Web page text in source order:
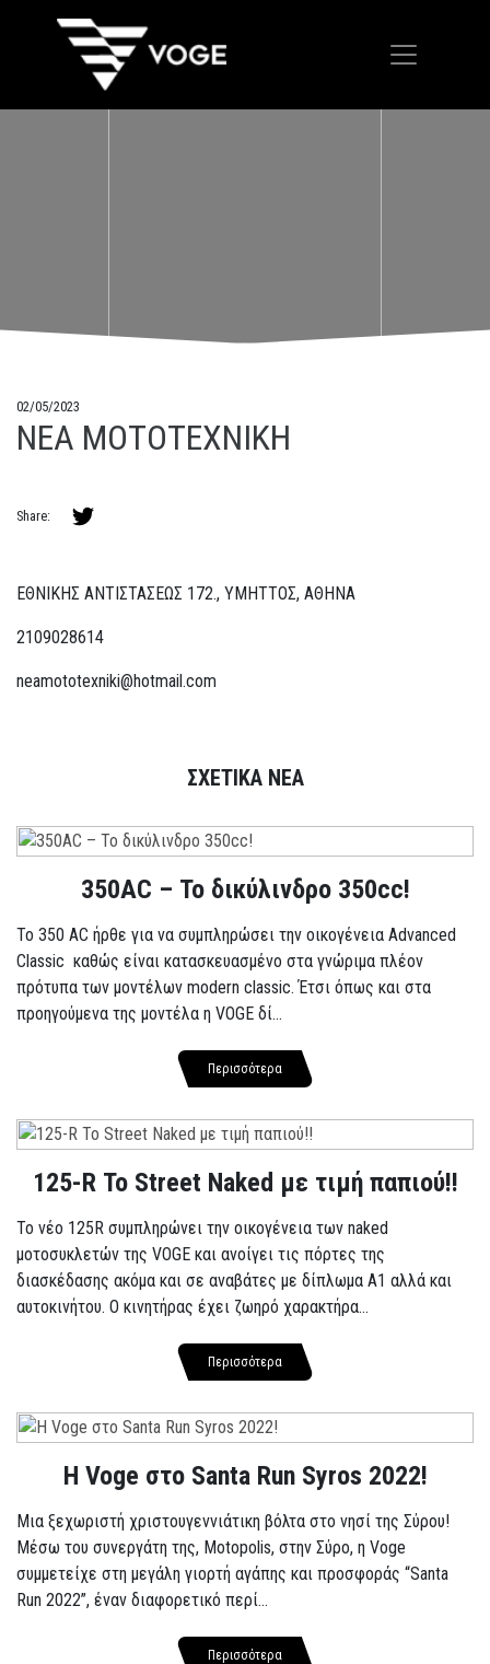
02/05/2023
ΝΕΑ ΜΟΤΟΤΕΧΝΙΚΗ
Share:
ΕΘΝΙΚΗΣ ΑΝΤΙΣΤΑΣΕΩΣ 172., ΥΜΗΤΤΟΣ, ΑΘΗΝΑ
2109028614
neamototexniki@hotmail.com
ΣΧΕΤΙΚΑ ΝΕΑ
350AC – Το δικύλινδρο 350cc!
To 350 AC ήρθε για να συμπληρώσει την οικογένεια Advanced
Classic καθώς είναι κατασκευασμένο στα γνώριμα πλέον
πρότυπα των μοντέλων modern classic. Έτσι όπως και στα
προηγούμενα της μοντέλα η VOGE δί...
Περισσότερα
125-R Το Street Naked με τιμή παπιού!!
Το νέο 125R συμπληρώνει την οικογένεια των naked
μοτοσυκλετών της VOGE και ανοίγει τις πόρτες της
διασκέδασης ακόμα και σε αναβάτες με δίπλωμα A1 αλλά και
αυτοκινήτου. Ο κινητήρας έχει ζωηρό χαρακτήρα...
Περισσότερα
Η Voge στο Santa Run Syros 2022!
Μια ξεχωριστή χριστουγεννιάτικη βόλτα στο νησί της Σύρου!
Μέσω του συνεργάτη της, Motopolis, στην Σύρο, η Voge
συμμετείχε στη μεγάλη γιορτή αγάπης και προσφοράς “Santa
Run 2022”, έναν διαφορετικό περί...
Περισσότερα